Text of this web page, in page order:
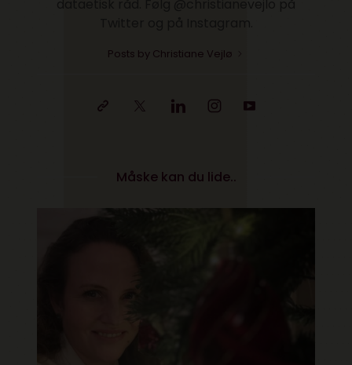
Posts by Christiane Vejlø
Måske kan du lide..